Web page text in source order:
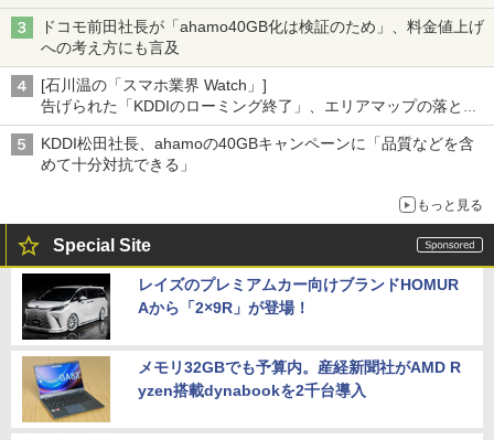
ドコモ前田社長が「ahamo40GB化は検証のため」、料金値上げ
への考え方にも言及
[石川温の「スマホ業界 Watch」]
告げられた「KDDIのローミング終了」、エリアマップの落とし
穴と楽天モバイルの課題
KDDI松田社長、ahamoの40GBキャンペーンに「品質などを含
めて十分対抗できる」
もっと見る
Special Site
レイズのプレミアムカー向けブランドHOMUR
Aから「2×9R」が登場！
メモリ32GBでも予算内。産経新聞社がAMD R
yzen搭載dynabookを2千台導入